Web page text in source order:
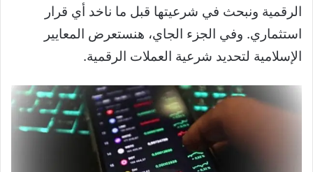
الرقمية ونبحث في شرعيتها قبل ما ناخد أي قرار
استثماري. وفي الجزء الجاي، هنستعرض المعايير
الإسلامية لتحديد شرعية العملات الرقمية.